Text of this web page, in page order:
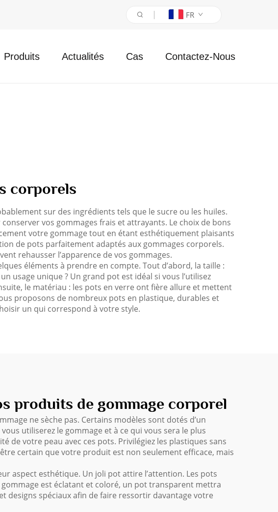
FR
Produits Actualités Cas Contactez-Nous
corporels
sur des ingrédients tels que le sucre ou les huiles.
vos gommages frais et attrayants. Le choix de bons
votre gommage tout en étant esthétiquement plaisants
de pots parfaitement adaptés aux gommages corporels.
rehausser l’apparence de vos gommages.
éléments à prendre en compte. Tout d’abord, la taille :
usage unique ? Un grand pot est idéal si vous l’utilisez
le matériau : les pots en verre ont fière allure et mettent
proposons de nombreux pots en plastique, durables et
un qui correspond à votre style.
produits de gommage corporel
ne sèche pas. Certains modèles sont dotés d’un
utiliserez le gommage et à ce qui vous sera le plus
de votre peau avec ces pots. Privilégiez les plastiques sans
certain que votre produit est non seulement efficace, mais
aspect esthétique. Un joli pot attire l’attention. Les pots
est éclatant et coloré, un pot transparent mettra
designs spéciaux afin de faire ressortir davantage votre